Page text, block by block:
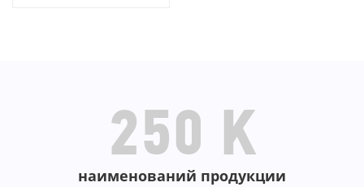
250 K
наименований продукции